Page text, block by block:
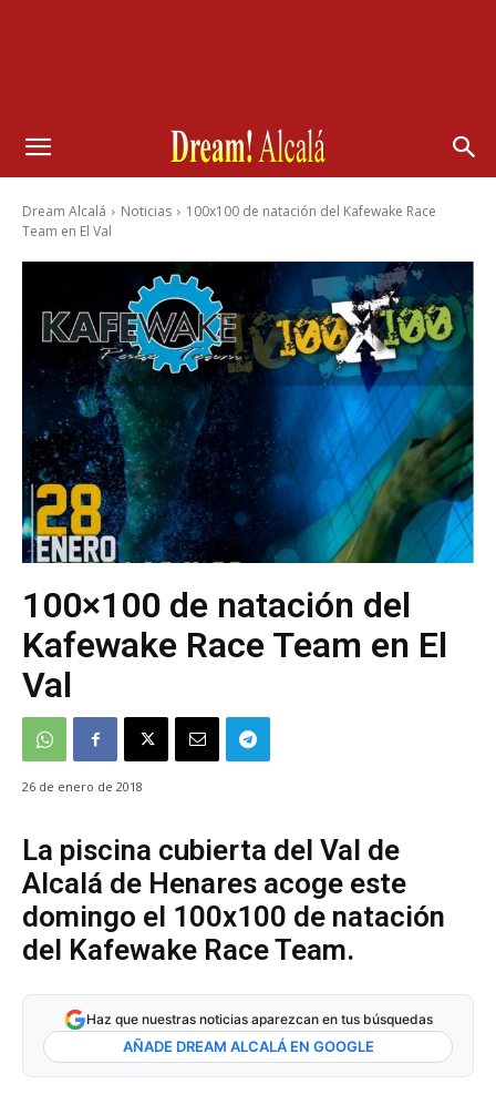
Dream Alcalá Noticias
100x100 de natación del Kafewake Race
Team en El Val
100×100 de natación del
Kafewake Race Team en El
Val
26 de enero de 2018
La piscina cubierta del Val de
Alcalá de Henares acoge este
domingo el 100x100 de natación
del Kafewake Race Team.
Haz que nuestras noticias aparezcan en tus búsquedas
AÑADE DREAM ALCALÁ EN GOOGLE